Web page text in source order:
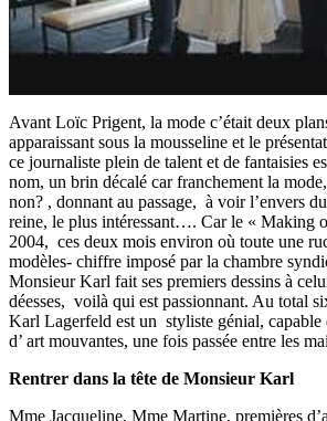
Avant Loïc Prigent, la mode c’était deux
apparaissant sous la mousseline et le
ce journaliste plein de talent et de fantaisies
nom, un brin décalé car franchement la
non? , donnant au passage, à voir l’envers
reine, le plus intéressant…. Car le « Making
2004, ces deux mois environ où toute une
modèles- chiffre imposé par la chambre
Monsieur Karl fait ses premiers dessins à
déesses, voilà qui est passionnant. Au total
Karl Lagerfeld est un styliste génial,
d’ art mouvantes, une fois passée entre les
Rentrer dans la tête de Monsieur Karl
Mme Jacqueline, Mme Martine, premières